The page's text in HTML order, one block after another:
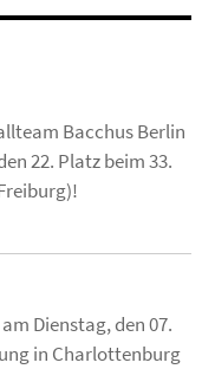
Bacchus Berlin
22. Platz beim 33.
Dienstag, den 07.
in Charlottenburg